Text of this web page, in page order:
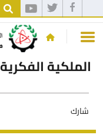
الملكية الفكرية
شارك